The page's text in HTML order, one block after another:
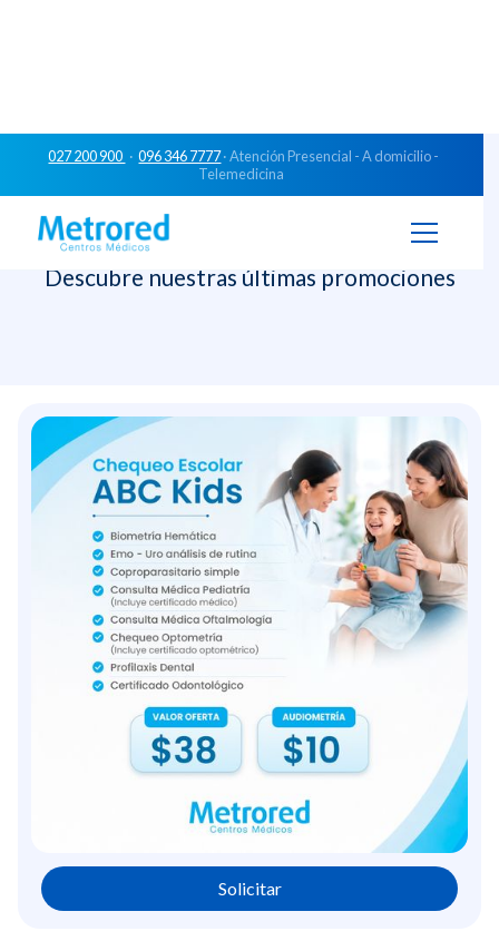
027 200 900 ·096 346 7777· Atención Presencial - A domicilio -
Telemedicina
Promociones
Descubre nuestras últimas promociones
Solicitar